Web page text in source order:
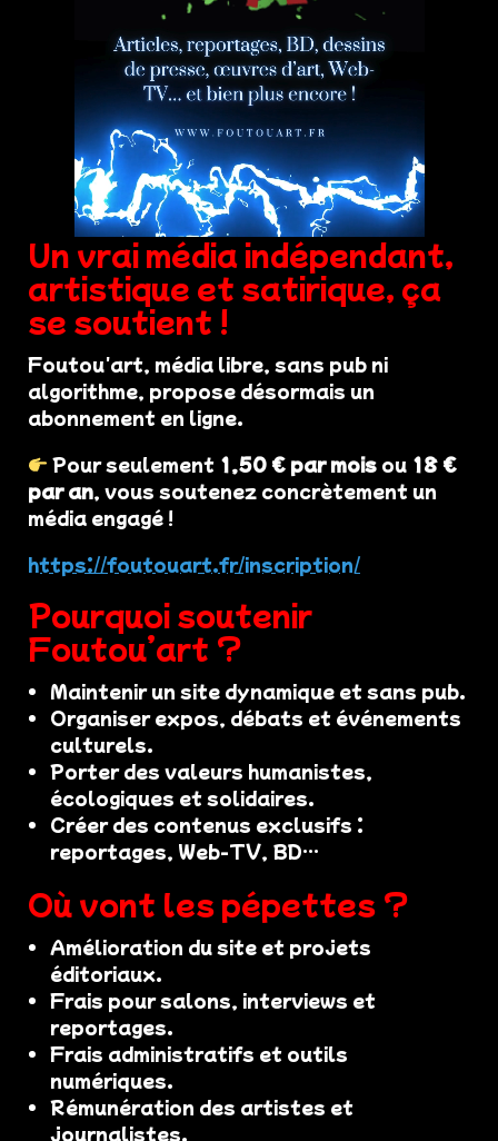
Un vrai média indépendant,
artistique et satirique, ça
se soutient !
Foutou'art, média libre, sans pub ni
algorithme, propose désormais un
abonnement en ligne.
Pour seulement 1,50 € par mois ou 18 €
par an, vous soutenez concrètement un
média engagé !
https://foutouart.fr/inscription/
Pourquoi soutenir
Foutou’art ?
Maintenir un site dynamique et sans pub.
Organiser expos, débats et événements
culturels.
Porter des valeurs humanistes,
écologiques et solidaires.
Créer des contenus exclusifs :
reportages, Web-TV, BD…
Où vont les pépettes ?
Amélioration du site et projets
éditoriaux.
Frais pour salons, interviews et
reportages.
Frais administratifs et outils
numériques.
Rémunération des artistes et
journalistes.